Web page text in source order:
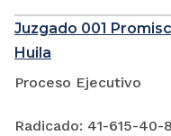
Juzgado 001
Huila
Proceso Ejecutivo
Radicado: 41-615-40-